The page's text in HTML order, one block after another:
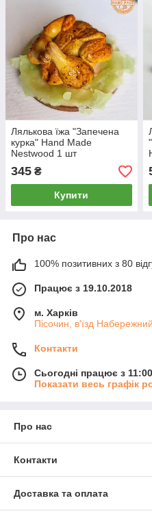
Лялькова їжа "Запечена
курка" Hand Made
Nestwood 1 шт
345 ₴
Купити
Про нас
100% позитивних з 80
Працює з 19.10.2018
м. Харків
Пісочин, в'їзд
Контакти
Сьогодні працює з
Показати весь графік
Про нас
Контакти
Доставка та оплата